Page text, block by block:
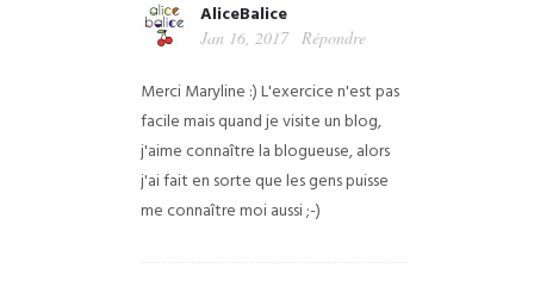
AliceBalice
Jan 16, 2017 Répondre
Merci Maryline :) L'exercice n'est pas
facile mais quand je visite un blog,
j'aime connaître la blogueuse, alors
j'ai fait en sorte que les gens puisse
me connaître moi aussi ;-)